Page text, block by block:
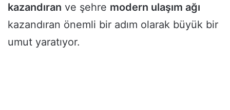
kazandıran ve şehre modern ulaşım ağı
kazandıran önemli bir adım olarak büyük bir
umut yaratıyor.